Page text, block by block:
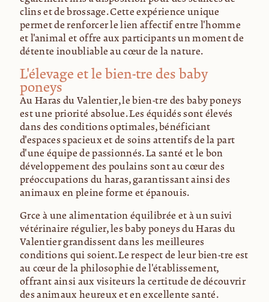
câlins et de brossage. Cette expérience unique
permet de renforcer le lien affectif entre l'homme
et l'animal et offre aux participants un moment de
détente inoubliable au cœur de la nature.
L'élevage et le bien-être des baby
poneys
Au Haras du Valentier, le bien-être des baby poneys
est une priorité absolue. Les équidés sont élevés
dans des conditions optimales, bénéficiant
d'espaces spacieux et de soins attentifs de la part
d'une équipe de passionnés. La santé et le bon
développement des poulains sont au cœur des
préoccupations du haras, garantissant ainsi des
animaux en pleine forme et épanouis.
Grâce à une alimentation équilibrée et à un suivi
vétérinaire régulier, les baby poneys du Haras du
Valentier grandissent dans les meilleures
conditions qui soient. Le respect de leur bien-être est
au cœur de la philosophie de l'établissement,
offrant ainsi aux visiteurs la certitude de découvrir
des animaux heureux et en excellente santé.